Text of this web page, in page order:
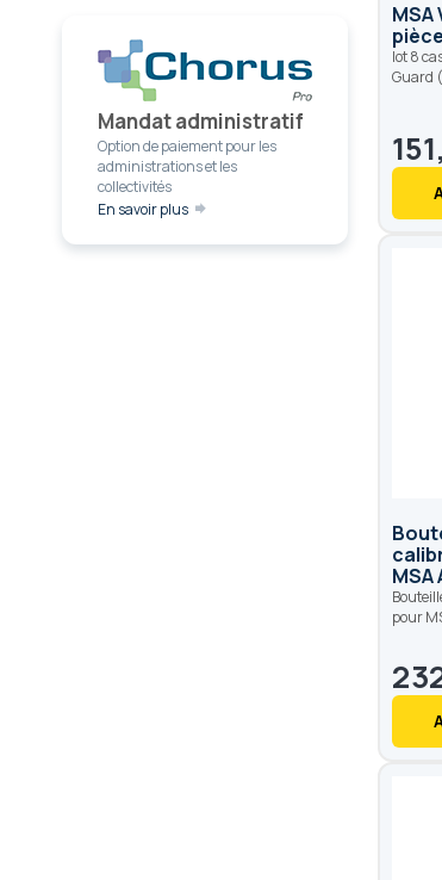
MSA
lot 8
Guard
MSA
pour
Mandat administratif
Option de paiement pour les
administrations et les
collectivités
En savoir plus